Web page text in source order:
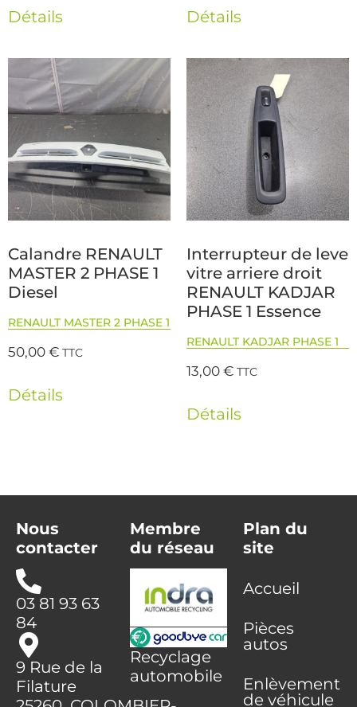
Détails Détails
Calandre RENAULT
MASTER 2 PHASE 1
Diesel
RENAULT MASTER 2 PHASE 1
50,00€ TTC
Détails
Interrupteur de leve
vitre arriere droit
RENAULT KADJAR
PHASE 1 Essence
RENAULT KADJAR PHASE 1
13,00€ TTC
Détails
Nous
contacter
03 81 93 63
84
9 Rue de la
Filature
Membre
du réseau
Recyclage
automobile
Plan du
site
Accueil
Pièces
autos
Enlèvement
de véhicule